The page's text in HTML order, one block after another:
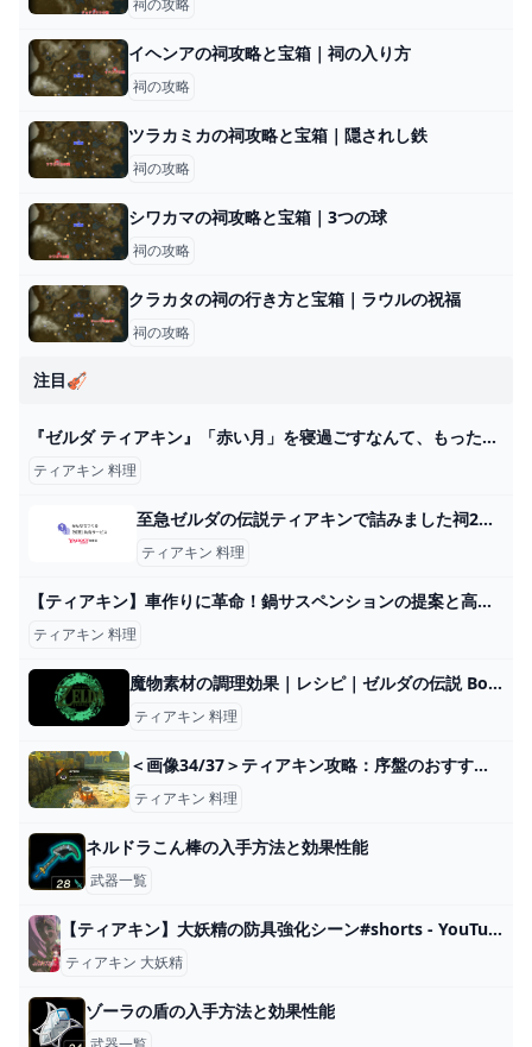
イヘンアの祠攻略と宝箱｜祠の入り方
祠の攻略
ツラカミカの祠攻略と宝箱｜隠されし鉄
祠の攻略
シワカマの祠攻略と宝箱｜3つの球
祠の攻略
クラカタの祠の行き方と宝箱｜ラウルの祝福
祠の攻略
注目🎻
『ゼルダ ティアキン』「赤い月」を寝過ごすなんて、もったいない！ 実は料理が“大成功”になるボーナスタイム - BCN＋R
ティアキン 料理
至急ゼルダの伝説ティアキンで詰みました祠2個クリアして雪山入ったんで... - Yahoo!知恵袋
ティアキン 料理
【ティアキン】車作りに革命！鍋サスペンションの提案と高性能自動車の作り方紹介 - YouTube
ティアキン 料理
魔物素材の調理効果｜レシピ｜ゼルダの伝説 BotW 攻略メモ｜おばさんのゲームメモ
ティアキン 料理
＜画像34/37＞ティアキン攻略：序盤のおすすめ料理は？ ゾナニウムも料理に!?【ゼルダ ティアーズ オブ ザ キングダム日記＃5】 - 電撃オンライン
ティアキン 料理
ネルドラこん棒の入手方法と効果性能
武器一覧
【ティアキン】大妖精の防具強化シーン#shorts - YouTube
ティアキン 大妖精
ゾーラの盾の入手方法と効果性能